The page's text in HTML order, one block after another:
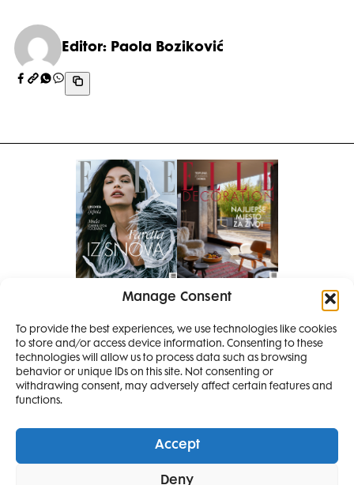
Manage Consent
To provide the best experiences, we use technologies like cookies
to store and/or access device information. Consenting to these
technologies will allow us to process data such as browsing
behavior or unique IDs on this site. Not consenting or
withdrawing consent, may adversely affect certain features and
functions.
Accept
Deny
Editor: Paola Boziković
Pretplati se na časopis
PRETPLATITE SE
Elle ProjectsElle Beauty AwardsElle Style Awards
SMANJI
4 IZDANJA
I 2 IZDANJA ELLE
DECORATIONA +